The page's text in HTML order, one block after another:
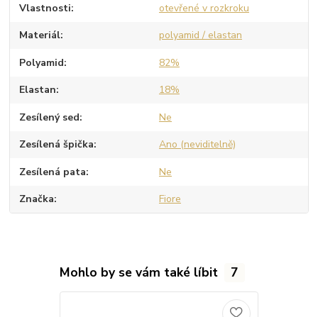
Vlastnosti otevřené v rozkroku
Materiál polyamid / elastan
Polyamid 82%
Elastan 18%
Zesílený sed Ne
Zesílená špička Ano (neviditelně)
Zesílená pata Ne
Značka Fiore
Mohlo by se vám také líbit 7